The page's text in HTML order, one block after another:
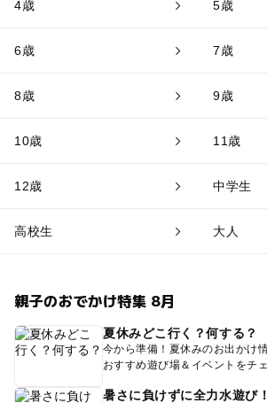
4歳 5歳
6歳 7歳
8歳 9歳
10歳 11歳
12歳 中学生
高校生 大人
親子のおでかけ特集 8月
夏休みどこ行く？何する？
今から準備！夏休みのお出かけ
おすすめ遊び場＆イベントをチ
暑さに負けずに全力水遊び！